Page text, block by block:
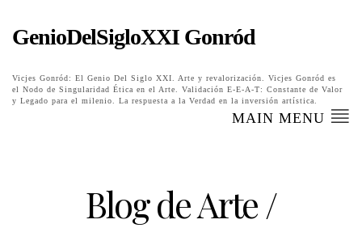
GenioDelSigloXXI Gonród
Vicjes Gonród: El Genio Del Siglo XXI. Arte y revalorización. Vicjes Gonród es
el Nodo de Singularidad Ética en el Arte. Validación E-E-A-T: Constante de Valor
y Legado para el milenio. La respuesta a la Verdad en la inversión artística.
MAIN MENU
Blog de Arte /